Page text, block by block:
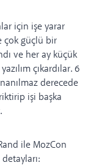
için işe yarar
çok güçlü bir
ve her ay küçük
çıkardılar. 6
derecede
işi başka
ile MozCon